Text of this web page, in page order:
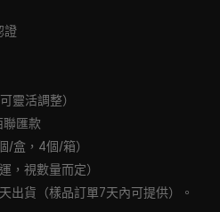
證
靈活調整）
聯匯款
/盒，4個/箱）
，視數量而定）
出貨（樣品訂單7天內可提供）。